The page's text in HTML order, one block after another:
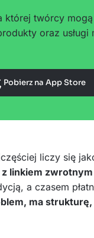
której twórcy
oraz
Pobierz na App Store
liczy się
linkiem
a czasem
ma